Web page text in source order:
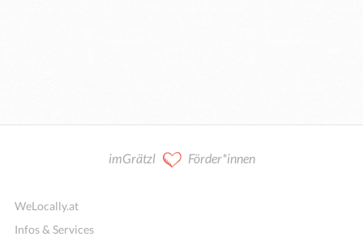
imGrätzl Förder*innen
WeLocally.at
Infos & Services